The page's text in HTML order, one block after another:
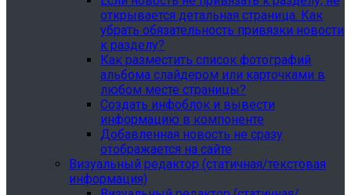
открывается детальная страница. Как
убрать обязательность привязки новости
к разделу?
Как разместить список фотографий
альбома слайдером или карточками в
любом месте страницы?
Создать инфоблок и вывести
информацию в компоненте
Добавленная новость не сразу
отображается на сайте
Визуальный редактор (статичная/текстовая
информация)